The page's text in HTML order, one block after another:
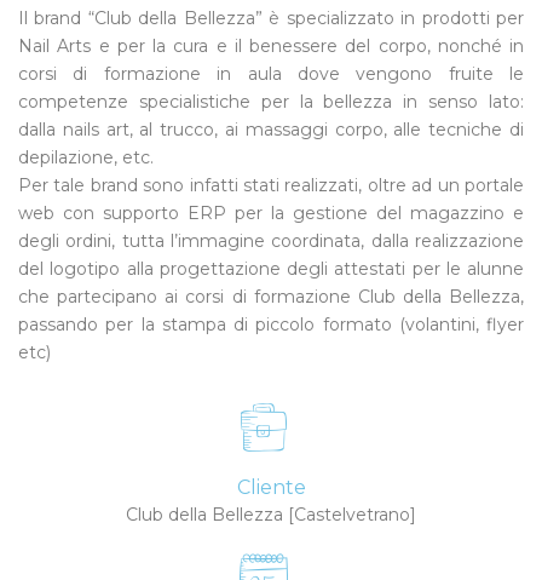
Il brand “Club della Bellezza” è specializzato in prodotti per
Nail Arts e per la cura e il benessere del corpo, nonché in
corsi di formazione in aula dove vengono fruite le
competenze specialistiche per la bellezza in senso lato:
dalla nails art, al trucco, ai massaggi corpo, alle tecniche di
depilazione, etc.
Per tale brand sono infatti stati realizzati, oltre ad un portale
web con supporto ERP per la gestione del magazzino e
degli ordini, tutta l’immagine coordinata, dalla realizzazione
del logotipo alla progettazione degli attestati per le alunne
che partecipano ai corsi di formazione Club della Bellezza,
passando per la stampa di piccolo formato (volantini, flyer
etc)
Cliente
Club della Bellezza [Castelvetrano]